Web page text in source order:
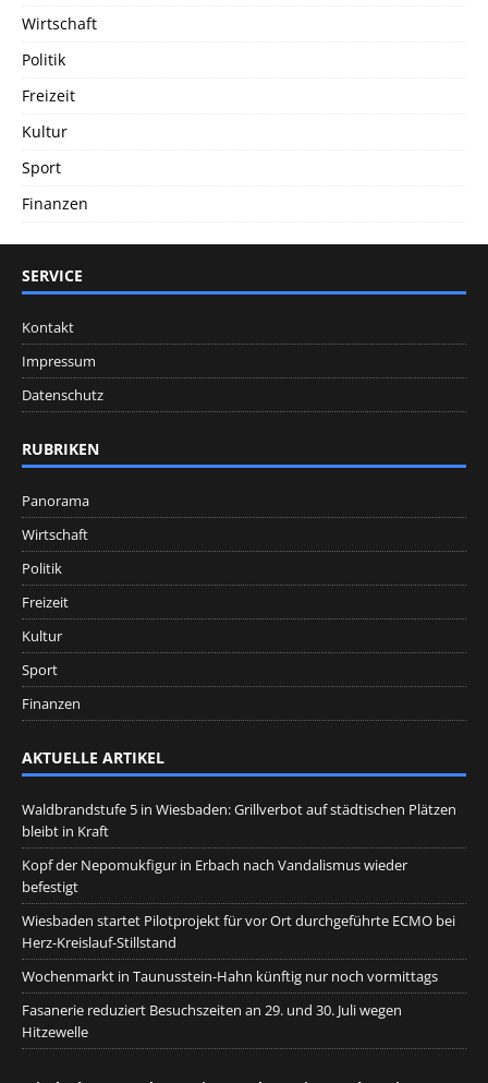
Wirtschaft
Politik
Freizeit
Kultur
Sport
Finanzen
SERVICE
Kontakt
Impressum
Datenschutz
RUBRIKEN
Panorama
Wirtschaft
Politik
Freizeit
Kultur
Sport
Finanzen
AKTUELLE ARTIKEL
Waldbrandstufe 5 in Wiesbaden: Grillverbot auf städtischen Plätzen
bleibt in Kraft
Kopf der Nepomukfigur in Erbach nach Vandalismus wieder
befestigt
Wiesbaden startet Pilotprojekt für vor Ort durchgeführte ECMO bei
Herz-Kreislauf-Stillstand
Wochenmarkt in Taunusstein-Hahn künftig nur noch vormittags
Fasanerie reduziert Besuchszeiten an 29. und 30. Juli wegen
Hitzewelle